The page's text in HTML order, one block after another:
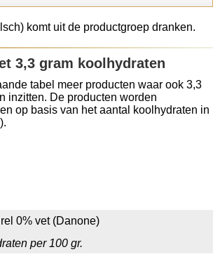
komt uit de productgroep dranken.
3,3 gram koolhydraten
tabel meer producten waar ook 3,3
inzitten. De producten worden
op basis van het aantal koolhydraten in
0% vet (Danone)
per 100 gr.